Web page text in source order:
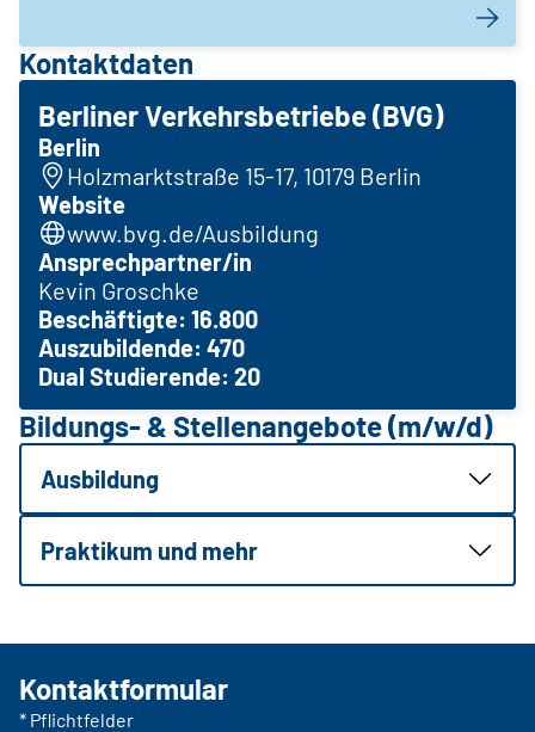
Kontaktdaten
Berliner Verkehrsbetriebe (BVG)
Berlin
Holzmarktstraße 15-17, 10179 Berlin
Website
www.bvg.de/Ausbildung
Ansprechpartner/in
Kevin Groschke
Beschäftigte: 16.800
Auszubildende: 470
Dual Studierende: 20
Bildungs- & Stellenangebote (m/w/d)
Ausbildung
Praktikum und mehr
Kontaktformular
* Pflichtfelder